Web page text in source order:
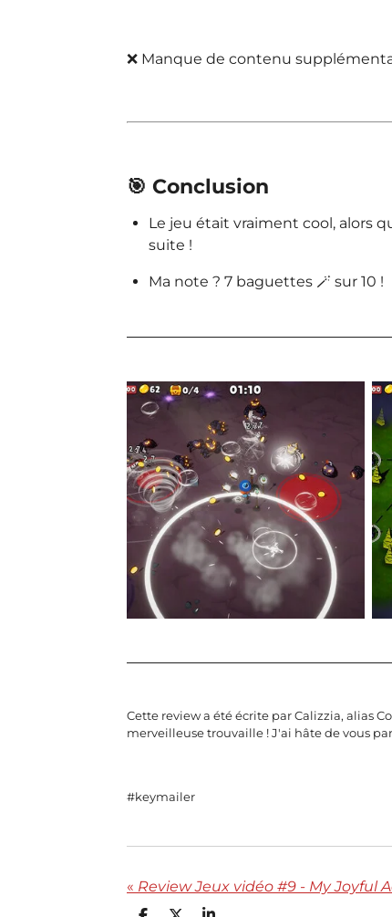
❌ Manque de contenu
🎯 Conclusion
Le jeu était vraiment cool, alors
suite !
Ma note ? 7 baguettes 🪄 sur 10 !
Cette review a été écrite par Calizzia, alias
merveilleuse trouvaille ! J'ai hâte de vous
#keymailer
« Review Jeux vidéo #9 - My Joyful